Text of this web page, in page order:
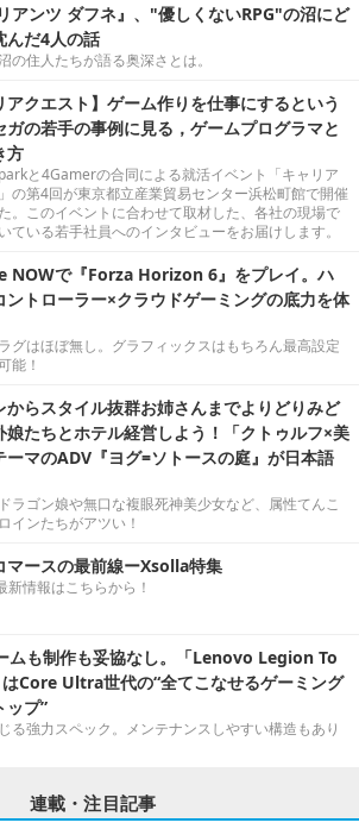
アンツ ダフネ』、"優しくないRPG"の沼にど
んだ4人の話
の住人たちが語る奥深さとは。
アクエスト】ゲーム作りを仕事にするという
ガの若手の事例に見る，ゲームプログラマと
方
と4Gamerの合同による就活イベント「キャリア
の第4回が東京都立産業貿易センター浜松町館で開催
。このイベントに合わせて取材した、各社の現場で
ている若手社員へのインタビューをお届けします。
NOWで『Forza Horizon 6』をプレイ。ハ
ントローラー×クラウドゲーミングの底力を体
グはほぼ無し。グラフィックスはもちろん最高設定
能！
からスタイル抜群お姉さんまでよりどりみど
娘たちとホテル経営しよう！「クトゥルフ×美
ーマのADV『ヨグ=ソトースの庭』が日本語
ラゴン娘や無口な複眼死神美少女など、属性てんこ
インたちがアツい！
マースの最前線ーXsolla特集
新情報はこちらから！
ムも制作も妥協なし。「Lenovo Legion To
Core Ultra世代の“全てこなせるゲーミング
ップ”
る強力スペック。メンテナンスしやすい構造もあり
連載・注目記事